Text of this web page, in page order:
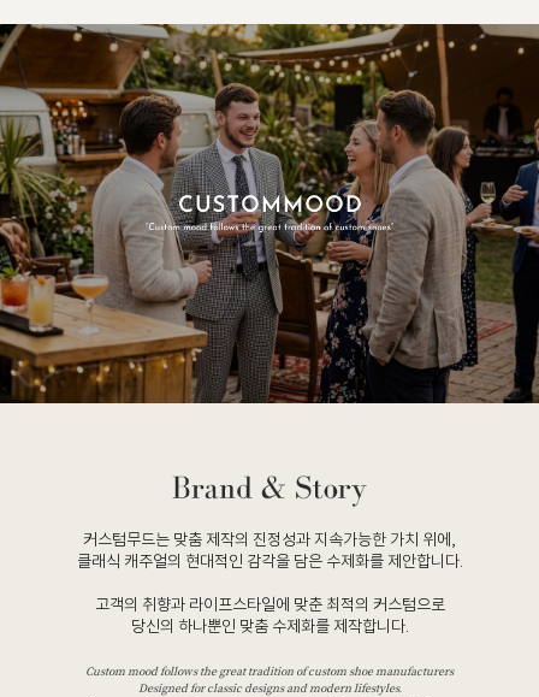
커스텀무드는 맞춤 제작의 진정성과 지속가능한 가치 위에,
클래식 캐주얼의 현대적인 감각을 담은 수제화를 제안합니다.
고객의 취향과 라이프스타일에 맞춘 최적의 커스텀으로
당신의 하나뿐인 맞춤 수제화를 제작합니다.
Custom mood follows the great tradition of custom shoe manufacturers
Designed for classic designs and modern lifestyles.